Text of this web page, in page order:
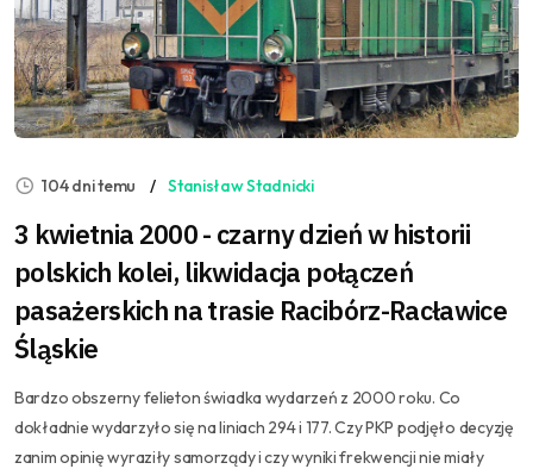
104 dni temu Stanisław Stadnicki
3 kwietnia 2000 - czarny dzień w historii
polskich kolei, likwidacja połączeń
pasażerskich na trasie Racibórz-Racławice
Śląskie
Bardzo obszerny felieton świadka wydarzeń z 2000 roku. Co
dokładnie wydarzyło się na liniach 294 i 177. Czy PKP podjęło decyzję
zanim opinię wyraziły samorządy i czy wyniki frekwencji nie miały